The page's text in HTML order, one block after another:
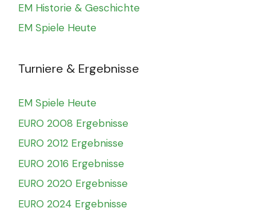
EM Historie & Geschichte
EM Spiele Heute
Turniere & Ergebnisse
EM Spiele Heute
EURO 2008 Ergebnisse
EURO 2012 Ergebnisse
EURO 2016 Ergebnisse
EURO 2020 Ergebnisse
EURO 2024 Ergebnisse